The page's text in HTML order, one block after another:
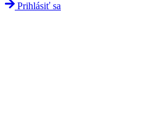
Prihlásiť sa